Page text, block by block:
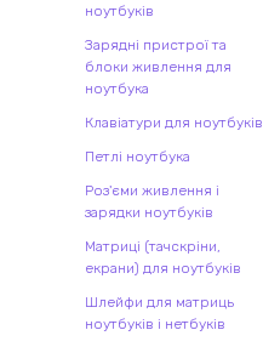
ноутбуків
Зарядні пристрої та
блоки живлення для
ноутбука
Клавіатури для ноутбуків
Петлі ноутбука
Роз'єми живлення і
зарядки ноутбуків
Матриці (тачскріни,
екрани) для ноутбуків
Шлейфи для матриць
ноутбуків і нетбуків